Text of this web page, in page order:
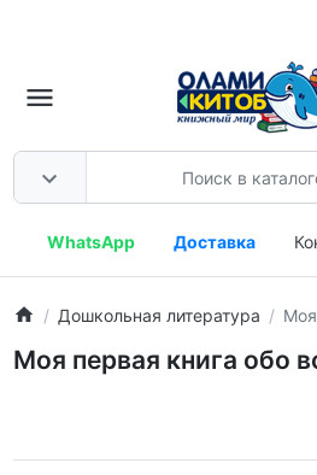
WhatsApp Доставка
Дошкольная литература
Моя первая книга обо